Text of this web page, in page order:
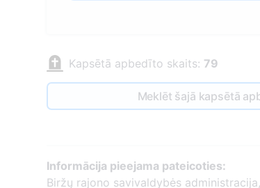
Kapsētā apbedīto skaits: 79
Meklēt šajā kapsētā
Informācija pieejama pateicoties:
Biržų rajono savivaldybės